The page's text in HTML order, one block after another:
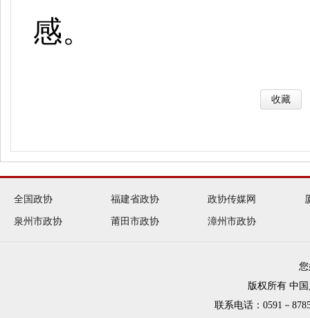
感。
收藏
全国政协 福建省政协 政协传媒网
泉州市政协 莆田市政协 漳州市政协
版权所有 中
联系电话：0591－